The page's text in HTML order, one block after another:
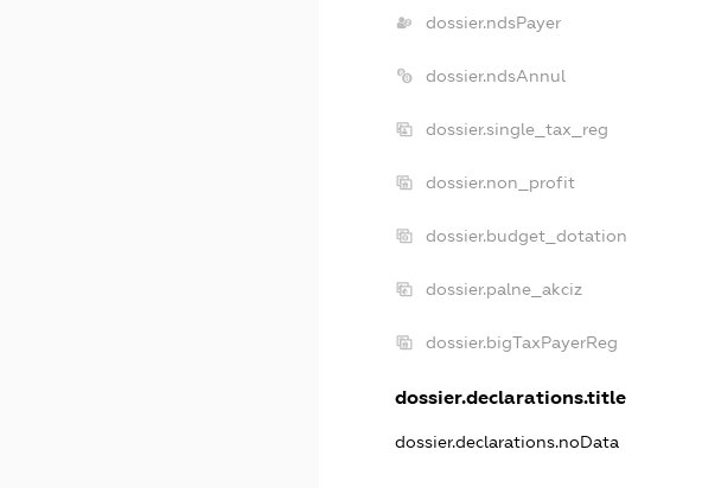
dossier.ndsPayer
dossier.ndsAnnul
dossier.single_tax_reg
dossier.non_profit
dossier.budget_dotation
dossier.palne_akciz
dossier.bigTaxPayerReg
dossier.declarations.title
dossier.declarations.noData